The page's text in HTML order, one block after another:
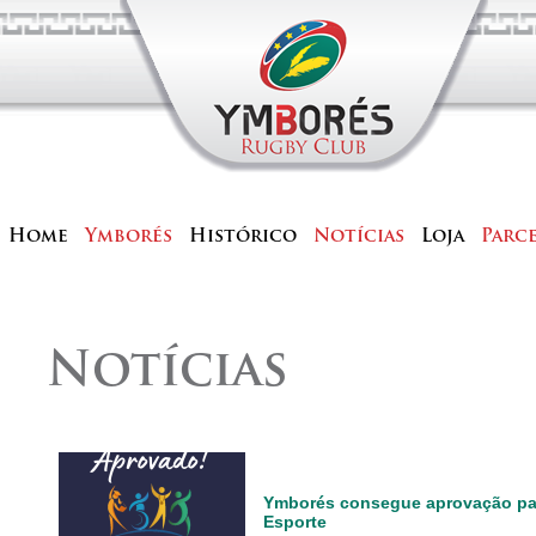
Home Ymborés Histórico Notícias Loja
Notícias
Ymborés consegue aprovação
Esporte